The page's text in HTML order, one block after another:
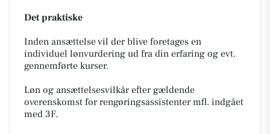
Det praktiske
Inden ansættelse vil der blive foretages en
individuel lønvurdering ud fra din erfaring og evt.
gennemførte kurser.
Løn og ansættelsesvilkår efter gældende
overenskomst for rengøringsassistenter mfl. indgået
med 3F.